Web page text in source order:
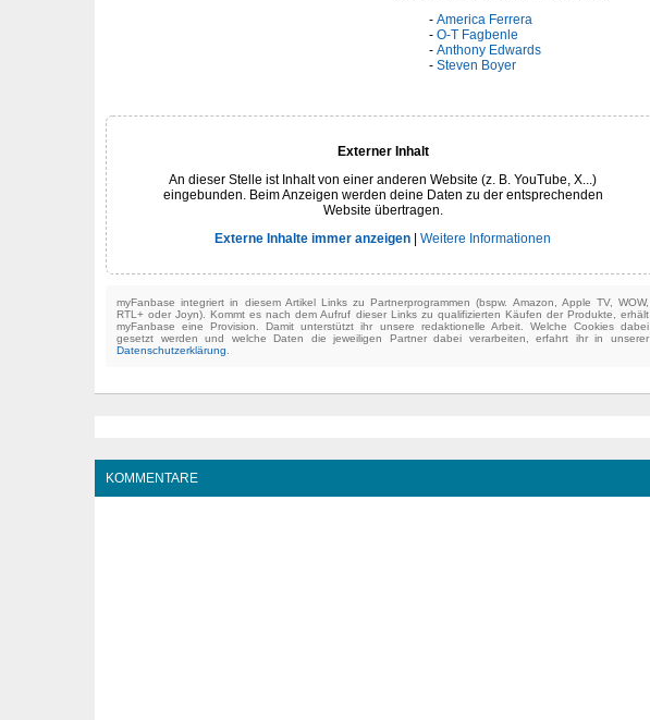
America Ferrera
O-T Fagbenle
Anthony Edwards
Steven Boyer
Externer Inhalt
An dieser Stelle ist Inhalt von einer anderen Website (z. B. YouTube, X...)
eingebunden. Beim Anzeigen werden deine Daten zu der entsprechenden
Website übertragen.
Externe Inhalte immer anzeigen
Weitere Informationen
myFanbase integriert in diesem Artikel Links zu Partnerprogrammen (bspw. Amazon, Apple TV, WOW,
RTL+ oder Joyn). Kommt es nach dem Aufruf dieser Links zu qualifizierten Käufen der Produkte, erhält
myFanbase eine Provision. Damit unterstützt ihr unsere redaktionelle Arbeit. Welche Cookies dabei
gesetzt werden und welche Daten die jeweiligen Partner dabei verarbeiten, erfahrt ihr in unserer
Datenschutzerklärung.
KOMMENTARE